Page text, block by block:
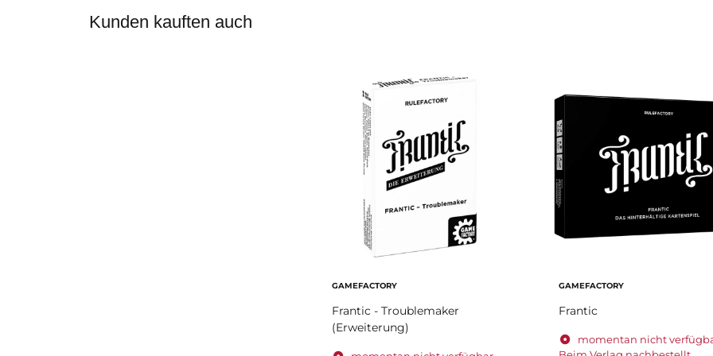
Kunden kauften auch
GAMEFACTORY
Frantic - Troublemaker
(Erweiterung)
GAMEFACTORY
Frantic
momentan nicht